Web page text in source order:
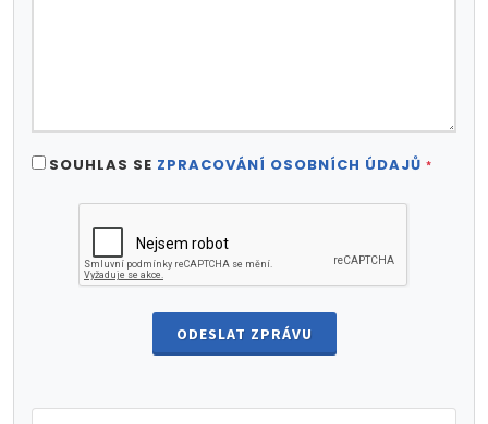
SOUHLAS SE ZPRACOVÁNÍ OSOBNÍCH ÚDAJŮ *
ODESLAT ZPRÁVU